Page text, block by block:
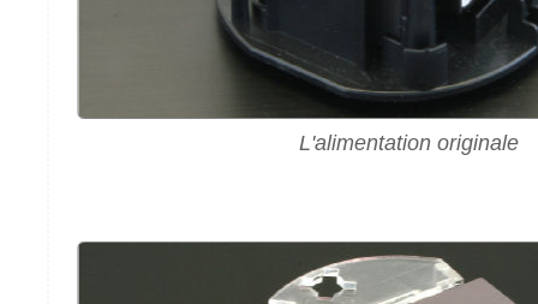
L'alimentation originale